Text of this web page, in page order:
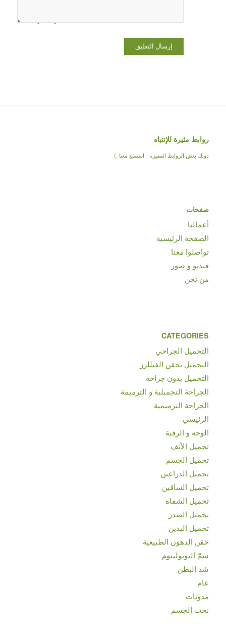
روابط مثيرة للإنتباه
دونك بعض الروابط المميزة - استمتع معنا :)
صفحات
أعمالنا
الصفحة الرئيسية
تواصلوا معنا
فيديو و صور
من نحن
CATEGORIES
التجميل الجراحي
التجميل بحقن الفيللرز
التجميل بدون جراحة
الجراحة التجميلية و الترميمة
الجراحة الترميمية
الرئيسي
الوجه و الرقبة
تجميل الأنف
تجميل الجسم
تجميل الذراعين
تجميل الساقين
تجميل الشفاه
تجميل الصدر
تجميل اليدين
حقن الدهون الطبيعية
سمّ البوتولينوم
شد البطن
عام
مدونات
نحت الجسم